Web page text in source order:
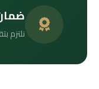
نلتزم